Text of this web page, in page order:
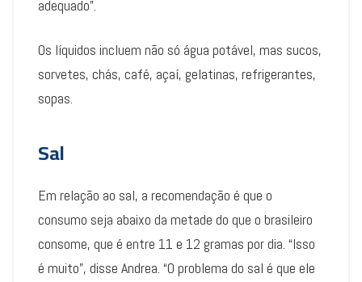
adequado”.
Os líquidos incluem não só água potável, mas sucos,
sorvetes, chás, café, açaí, gelatinas, refrigerantes,
sopas.
Sal
Em relação ao sal, a recomendação é que o
consumo seja abaixo da metade do que o brasileiro
consome, que é entre 11 e 12 gramas por dia. “Isso
é muito”, disse Andrea. “O problema do sal é que ele